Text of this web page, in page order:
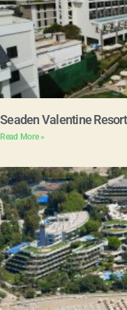
Seaden Valentine
Read More »